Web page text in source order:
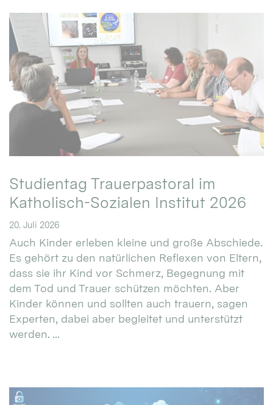
Studientag Trauerpastoral im
Katholisch-Sozialen Institut 2026
20. Juli 2026
Auch Kinder erleben kleine und große Abschiede.
Es gehört zu den natürlichen Reflexen von Eltern,
dass sie ihr Kind vor Schmerz, Begegnung mit
dem Tod und Trauer schützen möchten. Aber
Kinder können und sollten auch trauern, sagen
Experten, dabei aber begleitet und unterstützt
werden. ...